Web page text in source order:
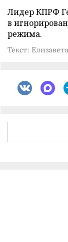
Лидер КПРФ
в
режима.
Текст: